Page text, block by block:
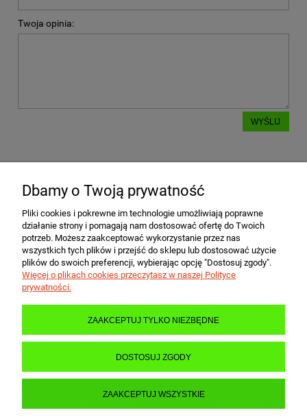
Twoja opinia:
WYŚLIJ
POMOC
MOJE KONTO
PŁATNOŚCI I DOSTAWA
INFORMACJE
Dbamy o Twoją prywatność
Pliki cookies i pokrewne im technologie umożliwiają poprawne
działanie strony i pomagają nam dostosować ofertę do Twoich
potrzeb. Możesz zaakceptować wykorzystanie przez nas
wszystkich tych plików i przejść do sklepu lub dostosować użycie
plików do swoich preferencji, wybierając opcję "Dostosuj zgody".
Więcej o plikach cookies przeczytasz w naszej Polityce
prywatności.
ZAAKCEPTUJ TYLKO NIEZBĘDNE
DOSTOSUJ ZGODY
ZAAKCEPTUJ WSZYSTKIE